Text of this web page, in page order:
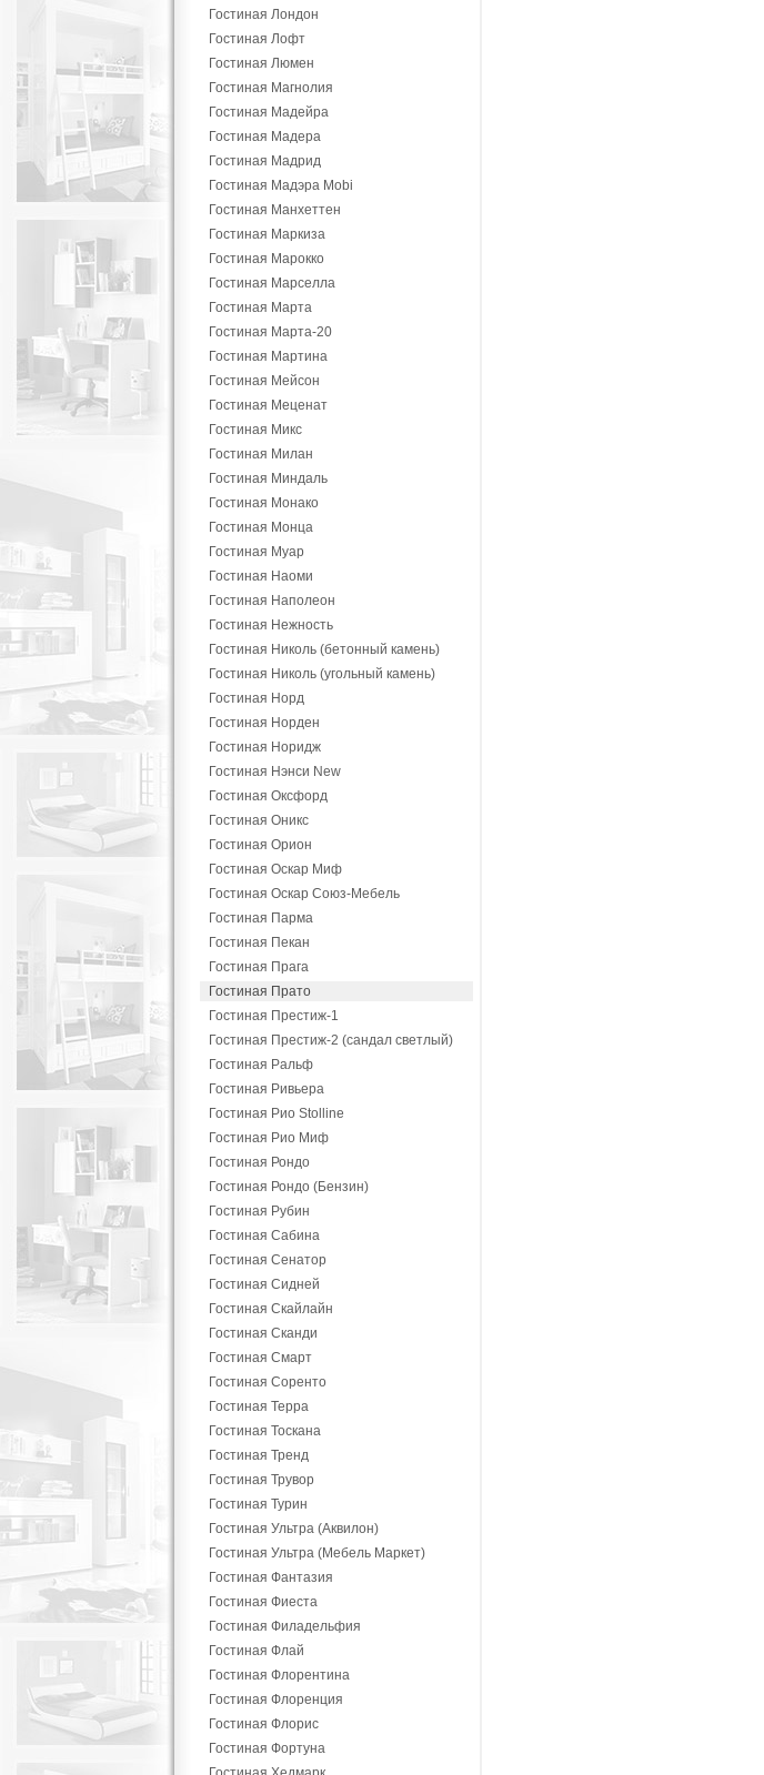
Гостиная Лондон
Гостиная Лофт
Гостиная Люмен
Гостиная Магнолия
Гостиная Мадейра
Гостиная Мадера
Гостиная Мадрид
Гостиная Мадэра Mobi
Гостиная Манхеттен
Гостиная Маркиза
Гостиная Марокко
Гостиная Марселла
Гостиная Марта
Гостиная Марта-20
Гостиная Мартина
Гостиная Мейсон
Гостиная Меценат
Гостиная Микс
Гостиная Милан
Гостиная Миндаль
Гостиная Монако
Гостиная Монца
Гостиная Муар
Гостиная Наоми
Гостиная Наполеон
Гостиная Нежность
Гостиная Николь (бетонный камень)
Гостиная Николь (угольный камень)
Гостиная Норд
Гостиная Норден
Гостиная Норидж
Гостиная Нэнси New
Гостиная Оксфорд
Гостиная Оникс
Гостиная Орион
Гостиная Оскар Миф
Гостиная Оскар Союз-Мебель
Гостиная Парма
Гостиная Пекан
Гостиная Прага
Гостиная Прато
Гостиная Престиж-1
Гостиная Престиж-2 (сандал светлый)
Гостиная Ральф
Гостиная Ривьера
Гостиная Рио Stolline
Гостиная Рио Миф
Гостиная Рондо
Гостиная Рондо (Бензин)
Гостиная Рубин
Гостиная Сабина
Гостиная Сенатор
Гостиная Сидней
Гостиная Скайлайн
Гостиная Сканди
Гостиная Смарт
Гостиная Соренто
Гостиная Терра
Гостиная Тоскана
Гостиная Тренд
Гостиная Трувор
Гостиная Турин
Гостиная Ультра (Аквилон)
Гостиная Ультра (Мебель Маркет)
Гостиная Фантазия
Гостиная Фиеста
Гостиная Филадельфия
Гостиная Флай
Гостиная Флорентина
Гостиная Флоренция
Гостиная Флорис
Гостиная Фортуна